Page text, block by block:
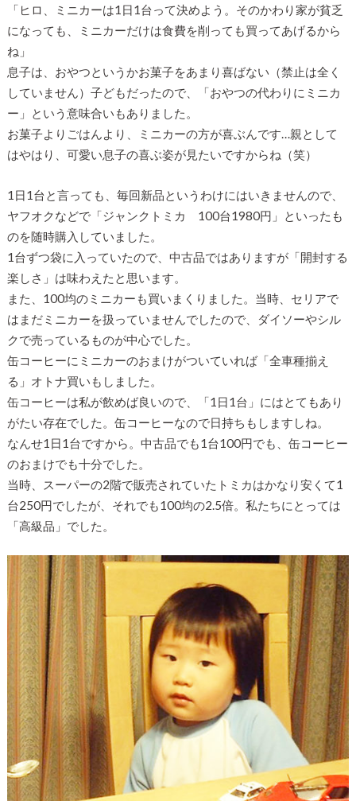
「ヒロ、ミニカーは1日1台って決めよう。そのかわり家が貧乏
になっても、ミニカーだけは食費を削っても買ってあげるから
ね」
息子は、おやつというかお菓子をあまり喜ばない（禁止は全く
していません）子どもだったので、「おやつの代わりにミニカ
ー」という意味合いもありました。
お菓子よりごはんより、ミニカーの方が喜ぶんです…親として
はやはり、可愛い息子の喜ぶ姿が見たいですからね（笑）
1日1台と言っても、毎回新品というわけにはいきませんので、
ヤフオクなどで「ジャンクトミカ 100台1980円」といったも
のを随時購入していました。
1台ずつ袋に入っていたので、中古品ではありますが「開封する
楽しさ」は味わえたと思います。
また、100均のミニカーも買いまくりました。当時、セリアで
はまだミニカーを扱っていませんでしたので、ダイソーやシル
クで売っているものが中心でした。
缶コーヒーにミニカーのおまけがついていれば「全車種揃え
る」オトナ買いもしました。
缶コーヒーは私が飲めば良いので、「1日1台」にはとてもあり
がたい存在でした。缶コーヒーなので日持ちもしますしね。
なんせ1日1台ですから。中古品でも1台100円でも、缶コーヒー
のおまけでも十分でした。
当時、スーパーの2階で販売されていたトミカはかなり安くて1
台250円でしたが、それでも100均の2.5倍。私たちにとっては
「高級品」でした。